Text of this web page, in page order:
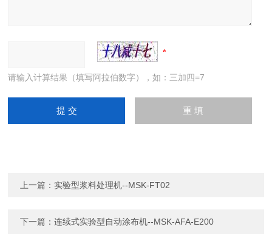
请输入计算结果（填写阿拉伯数字），如：三加四=7
上一篇： 实验型浆料处理机--MSK-FT02
下一篇：连续式实验型自动涂布机--MSK-AFA-E200